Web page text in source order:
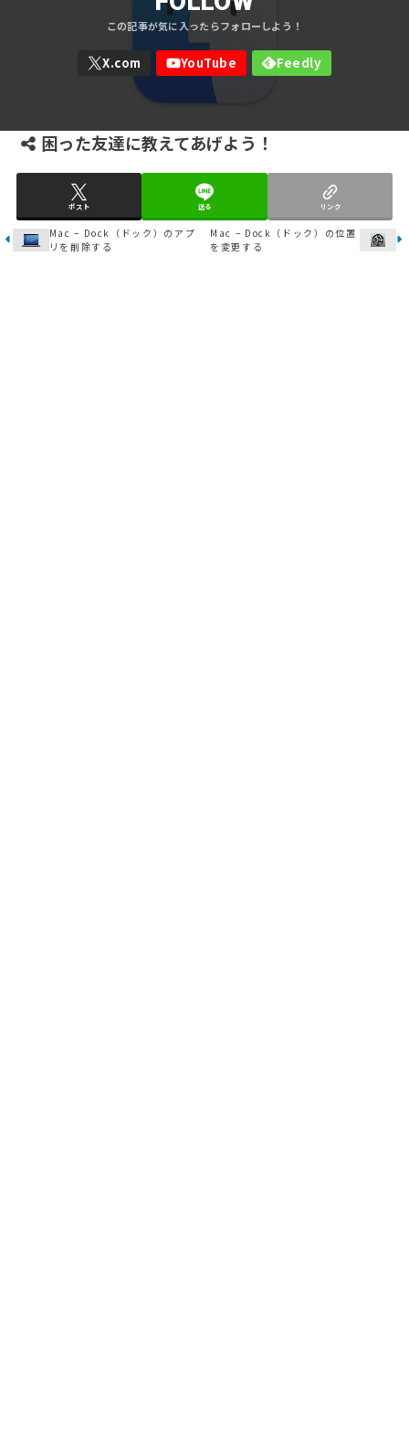
困った友達に教えてあげよう！
ポスト 送る リンク
Mac – Dock（ドック）のアプ
リを削除する
Mac – Dock（ドック）の位置
を変更する